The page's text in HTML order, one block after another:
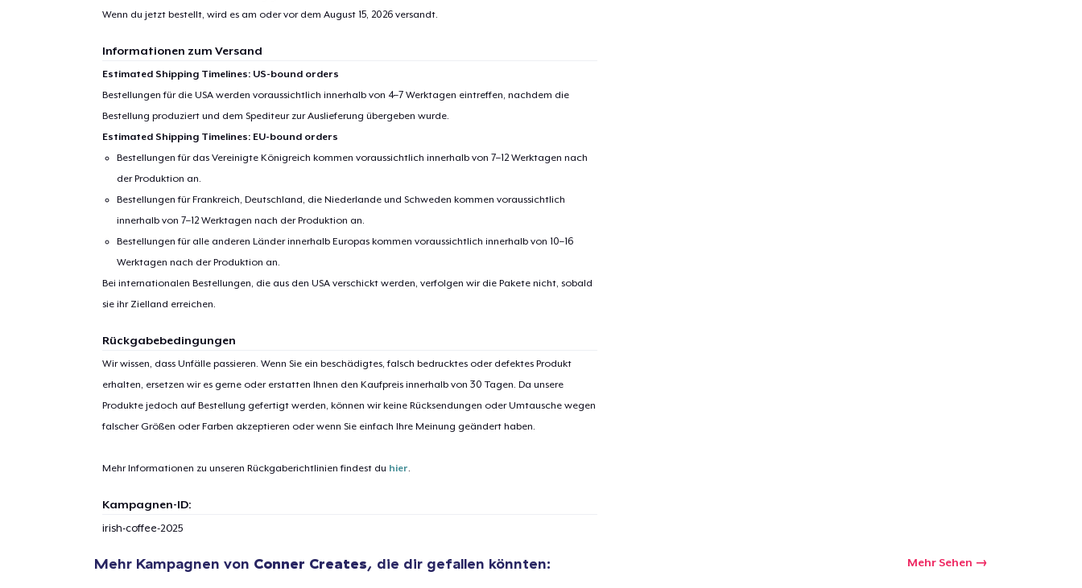
Wenn du jetzt bestellt, wird es am oder vor dem August 15, 2026versandt.
Informationen zum Versand
Estimated Shipping Timelines: US-bound orders
Bestellungen für die USA werden voraussichtlich innerhalb von 4–7 Werktagen eintreffen, nachdem die
Bestellung produziert und dem Spediteur zur Auslieferung übergeben wurde.
Estimated Shipping Timelines: EU-bound orders
Bestellungen für das Vereinigte Königreich kommen voraussichtlich innerhalb von 7–12 Werktagen nach
der Produktion an.
Bestellungen für Frankreich, Deutschland, die Niederlande und Schweden kommen voraussichtlich
innerhalb von 7–12 Werktagen nach der Produktion an.
Bestellungen für alle anderen Länder innerhalb Europas kommen voraussichtlich innerhalb von 10–16
Werktagen nach der Produktion an.
Bei internationalen Bestellungen, die aus den USA verschickt werden, verfolgen wir die Pakete nicht, sobald
sie ihr Zielland erreichen.
Rückgabebedingungen
Wir wissen, dass Unfälle passieren. Wenn Sie ein beschädigtes, falsch bedrucktes oder defektes Produkt
erhalten, ersetzen wir es gerne oder erstatten Ihnen den Kaufpreis innerhalb von 30 Tagen. Da unsere
Produkte jedoch auf Bestellung gefertigt werden, können wir keine Rücksendungen oder Umtausche wegen
falscher Größen oder Farben akzeptieren oder wenn Sie einfach Ihre Meinung geändert haben.
Mehr Informationen zu unseren Rückgaberichtlinien findest du hier
Kampagnen-ID:
irish-coffee-2025
Mehr Kampagnen von Conner Creates, die dir gefallen könnten: Mehr Sehen
1Artikel wurde zum Einkaufswagen
hinzugefügt
Unisex Classic Pullover Hoodie